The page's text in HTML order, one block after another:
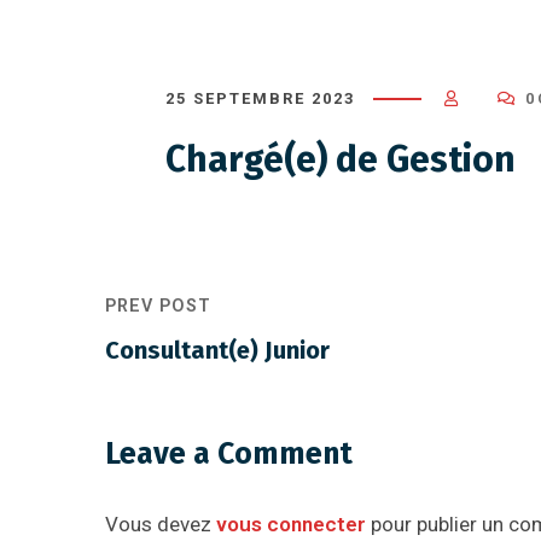
25 SEPTEMBRE 2023 0
Chargé(e) de Gestion
PREV POST
Consultant(e) Junior
Leave a Comment
Vous devez vous connecter pour publier un